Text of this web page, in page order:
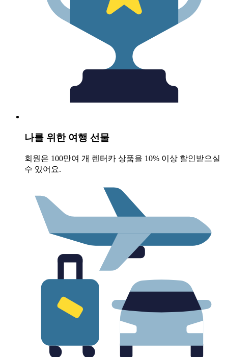
나를 위한 여행 선물
회원은 100만여 개 렌터카 상품을 10% 이상 할인받으실
수 있어요.